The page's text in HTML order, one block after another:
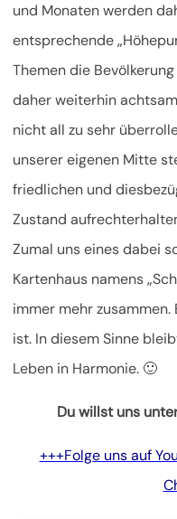
und Monaten werden
entsprechende
Themen die
daher weiterhin
nicht all zu sehr
unserer eigenen Mitte
friedlichen und
Zustand
Zumal uns eines dabei
Kartenhaus namens
immer mehr zusammen.
ist. In diesem Sinne
Leben in Harmonie. 🙂
Du willst uns
+++Folge uns auf